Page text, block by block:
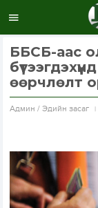
ББСБ-аас
өөрчлөлт
Aдмин / Эдийн засаг